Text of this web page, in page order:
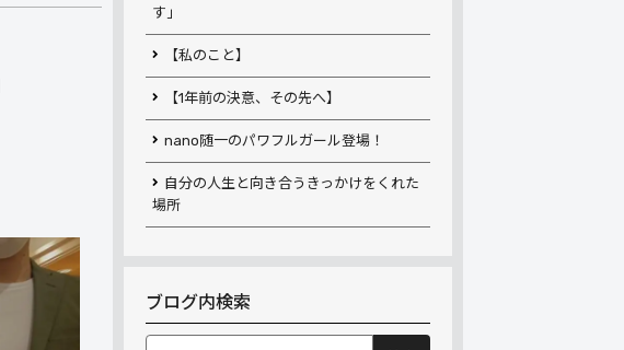
す」
【私のこと】
【1年前の決意、その先へ】
nano随一のパワフルガール登場！
自分の人生と向き合うきっかけをくれた
場所
ブログ内検索